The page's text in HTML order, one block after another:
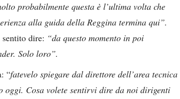
probabilmente questa è l’ultima volta che
alla guida della Reggina termina qui”.
dire: “da questo momento in poi
Solo loro”.
“fatevelo spiegare dal direttore dell’area tecnica
oggi. Cosa volete sentirvi dire da noi dirigenti